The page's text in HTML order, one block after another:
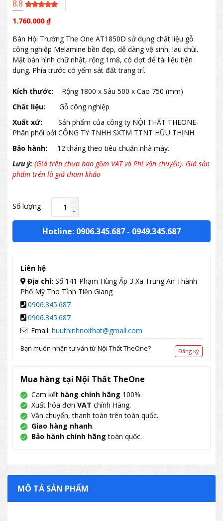
8.8
1.760.000 ₫
Bàn Hội Trường The One AT1850D sử dụng chất liệu gỗ
công nghiệp Melamine bền đẹp, dễ dàng vệ sinh, lau chùi.
Mặt bàn hình chữ nhật, rộng 1m8, có đợt để tài liệu tiện
dụng. Phía trước có yếm sát đất trang trí.
Kích thước: Rộng 1800 x Sâu 500 x Cao 750 (mm)
Chất liệu:
Gỗ công nghiệp
Xuất xứ:
Sản phẩm của công ty NỘI THẤT THEONE-
Phân phối bởi CÔNG TY TNHH SXTM TTNT HỮU THỊNH
Bảo hành:
12 tháng theo tiêu chuẩn nhà máy.
Lưu ý: (Giá trên chưa bao gồm VAT và Phí vận chuyển). Giá sản
phẩm trên là giá tham khảo
Số lượng
Hotline: 0906.345.687 - 0949.345.687
Liên hệ
Địa chỉ: Số 141 Phạm Hùng Ấp 3 Xã Trung An Thành
Phố Mỹ Tho Tỉnh Tiền Giang
0906.345.687
0906.345.687
Email: huuthinhnoithat@gmail.com
Bạn muốn nhận tư vấn từ Nội Thất TheOne? Đăng ký
Mua hàng tại Nội Thất TheOne
Cam kết hàng chính hãng 100%.
Xuất hóa đơn VAT chính Hãng.
Vận chuyển, thanh toán trên toàn quốc.
Giao hàng nhanh.
Bảo hành chính hãng toàn quốc.
MÔ TẢ SẢN PHẨM